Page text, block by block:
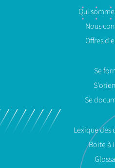
Qui
Nous
Offres
Se
Se
Lexique des
Boite à